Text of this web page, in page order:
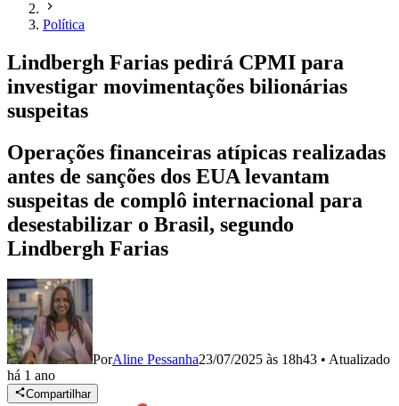
Política
Lindbergh Farias pedirá CPMI para
investigar movimentações bilionárias
suspeitas
Operações financeiras atípicas realizadas
antes de sanções dos EUA levantam
suspeitas de complô internacional para
desestabilizar o Brasil, segundo
Lindbergh Farias
PorAline Pessanha23/07/2025 às 18h43 • Atualizado
há 1 ano
Compartilhar